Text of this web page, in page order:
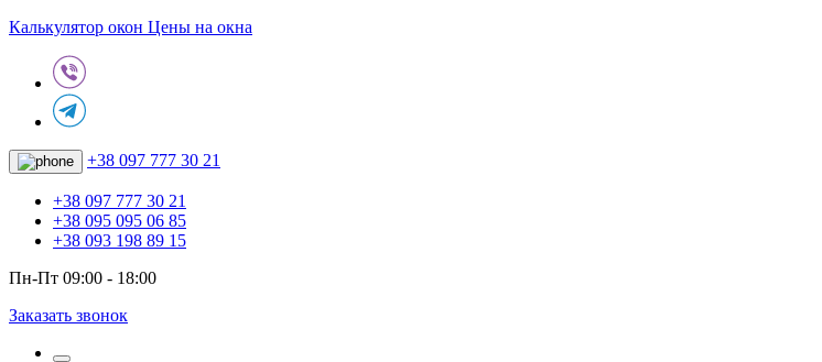
Калькулятор окон Цены на окна
+38 097 777 30 21
+38 097 777 30 21
+38 095 095 06 85
+38 093 198 89 15
Пн-Пт 09:00 - 18:00
Заказать звонок